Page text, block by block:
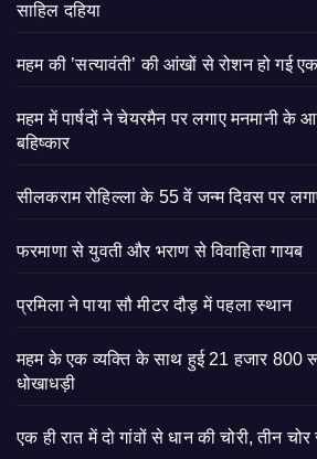
साहिल दहिया
महम की ’सत्यावंती’ की आंखों से रोशन हो गई
महम में पार्षदों ने चेयरमैन पर लगाए मनमानी के
बहिष्कार
सीलकराम रोहिल्ला के 55 वें जन्म दिवस पर
फरमाणा से युवती और भराण से विवाहिता गायब
प्रमिला ने पाया सौ मीटर दौड़ में पहला स्थान
महम के एक व्यक्ति के साथ हुई 21 हजार 800
धोखाधड़ी
एक ही रात में दो गांवों से धान की चोरी, तीन